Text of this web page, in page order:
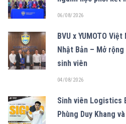
06/08/2026
BVU x YUMOTO
Nhật Bản – Mở
sinh viên
04/08/2026
Sinh viên Logistics
Phùng Duy Khang